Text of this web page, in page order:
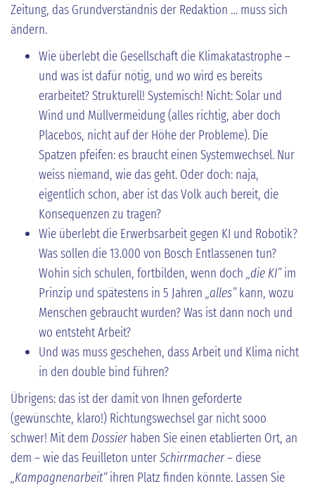
Zeitung, das Grundverständnis der Redaktion … muss sich
ändern.
Wie überlebt die Gesellschaft die Klimakatastrophe –
und was ist dafür nötig, und wo wird es bereits
erarbeitet? Strukturell! Systemisch! Nicht: Solar und
Wind und Müllvermeidung (alles richtig, aber doch
Placebos, nicht auf der Höhe der Probleme). Die
Spatzen pfeifen: es braucht einen Systemwechsel. Nur
weiss niemand, wie das geht. Oder doch: naja,
eigentlich schon, aber ist das Volk auch bereit, die
Konsequenzen zu tragen?
Wie überlebt die Erwerbsarbeit gegen KI und Robotik?
Was sollen die 13.000 von Bosch Entlassenen tun?
Wohin sich schulen, fortbilden, wenn doch „die KI”im
Prinzip und spätestens in 5 Jahren „alles”kann, wozu
Menschen gebraucht wurden? Was ist dann noch und
wo entsteht Arbeit?
Und was muss geschehen, dass Arbeit und Klima nicht
in den double bind führen?
Übrigens: das ist der damit von Ihnen geforderte
(gewünschte, klaro!) Richtungswechsel gar nicht sooo
schwer! Mit dem Dossierhaben Sie einen etablierten Ort, an
dem – wie das Feuilleton unterSchirrmacher– diese
„Kampagnenarbeit“ihren Platz finden könnte. Lassen Sie